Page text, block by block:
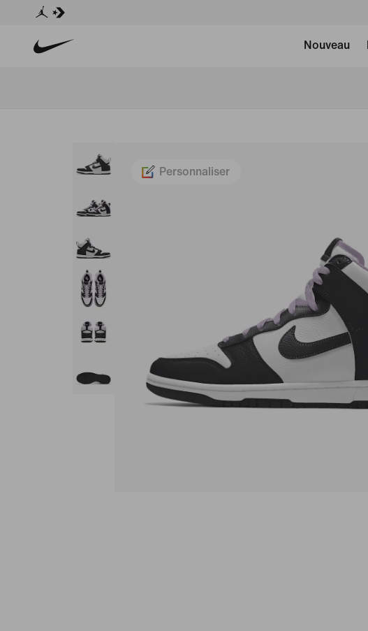
Nouveau
Personnaliser